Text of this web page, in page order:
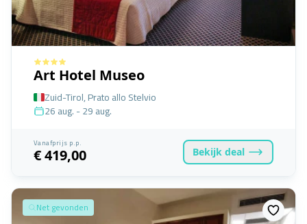
Art Hotel Museo
Zuid-Tirol, Prato allo Stelvio
26 aug. - 29 aug.
Vanafprijs p.p.
€ 419,00 Bekijk deal
Net gevonden